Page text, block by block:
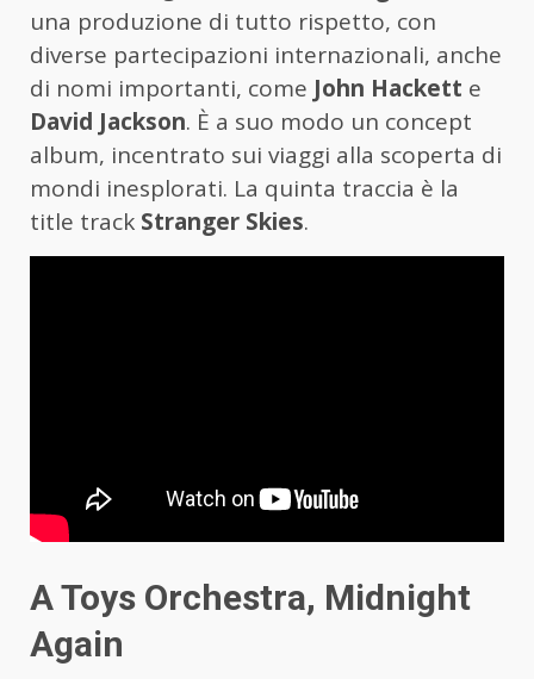
una produzione di tutto rispetto, con
diverse partecipazioni internazionali, anche
di nomi importanti, come John Hackett e
David Jackson. È a suo modo un concept
album, incentrato sui viaggi alla scoperta di
mondi inesplorati. La quinta traccia è la
title track Stranger Skies.
A Toys Orchestra, Midnight
Again